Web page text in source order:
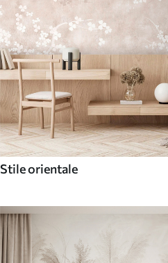
Stile orientale